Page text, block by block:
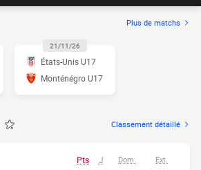
Plus de matchs
21/11/26
États-Unis U17
Monténégro U17
Classement détaillé
Pts J Dom. Ext.